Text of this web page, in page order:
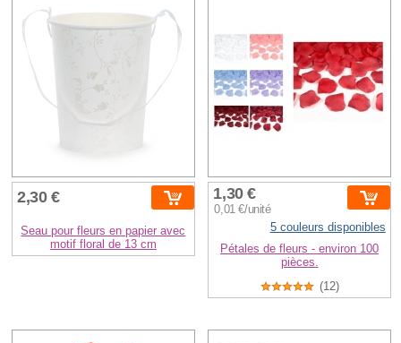
2,30 €
Seau pour fleurs en papier avec
motif floral de 13 cm
1,30 €
0,01 €/unité
5 couleurs disponibles
Pétales de fleurs - environ 100
pièces.
(12)